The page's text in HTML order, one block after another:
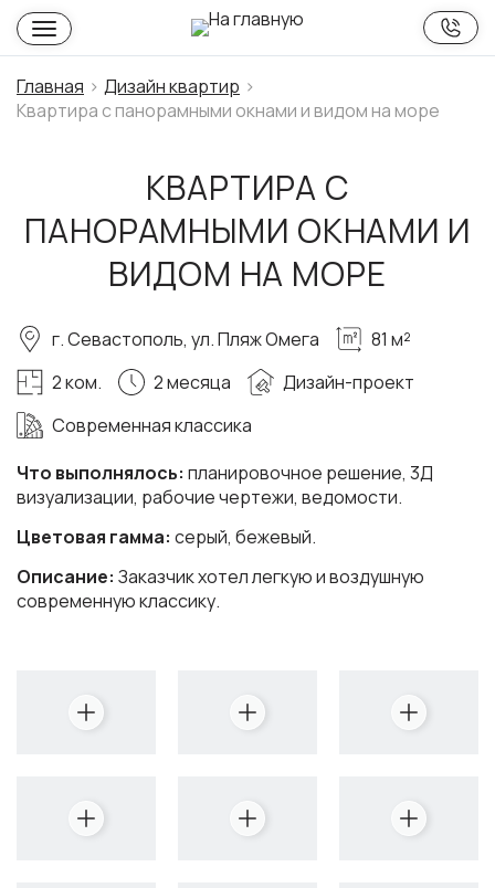
Главная
Дизайн квартир
Квартира с панорамными окнами и видом на море
КВАРТИРА С
ПАНОРАМНЫМИ ОКНАМИ И
ВИДОМ НА МОРЕ
Что выполнялось: планировочное решение, 3Д
визуализации, рабочие чертежи, ведомости.
Цветовая гамма: серый, бежевый.
Описание: Заказчик хотел легкую и воздушную
современную классику.
г. Севастополь, ул. Пляж Омега
81 м²
2 ком.
2 месяца
Дизайн-проект
Современная классика